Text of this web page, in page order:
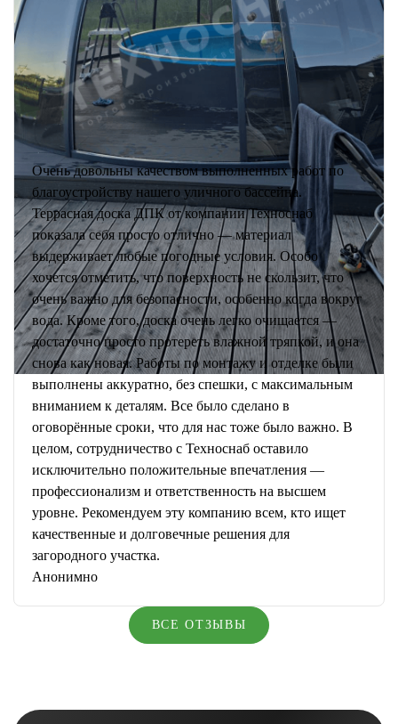
Очень довольны качеством выполненных работ по
благоустройству нашего уличного бассейна.
Террасная доска ДПК от компании Техноснаб
показала себя просто отлично — материал
выдерживает любые погодные условия. Особо
хочется отметить, что поверхность не скользит, что
очень важно для безопасности, особенно когда вокруг
вода. Кроме того, доска очень легко очищается —
достаточно просто протереть влажной тряпкой, и она
снова как новая. Работы по монтажу и отделке были
выполнены аккуратно, без спешки, с максимальным
вниманием к деталям. Все было сделано в
оговорённые сроки, что для нас тоже было важно. В
целом, сотрудничество с Техноснаб оставило
исключительно положительные впечатления —
профессионализм и ответственность на высшем
уровне. Рекомендуем эту компанию всем, кто ищет
качественные и долговечные решения для
загородного участка.
Анонимно
ВСЕ ОТЗЫВЫ